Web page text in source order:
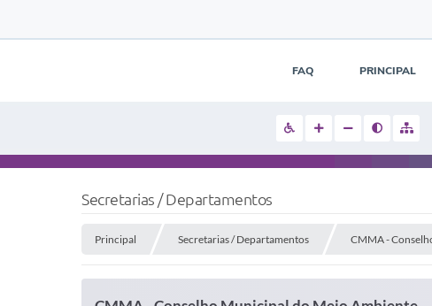
FAQ PRINCIPAL
Secretarias / Departamentos
Principal Secretarias / Departamentos CMMA -